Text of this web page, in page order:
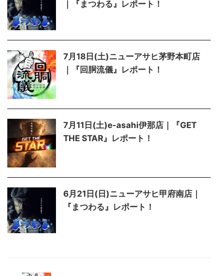
｜『まつわる』レポート！
7月18日(土)ニューアサヒ茅野本町店
｜『回胴流儀』レポート！
7月11日(土)e-asahi伊那店｜『GET
THE STAR』レポート！
6月21日(日)ニューアサヒ甲府南店｜
『まつわる』レポート！